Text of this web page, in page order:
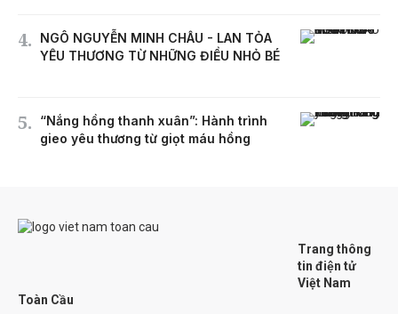
NGÔ NGUYỄN MINH CHÂU - LAN TỎA
YÊU THƯƠNG TỪ NHỮNG ĐIỀU NHỎ BÉ
“Nắng hồng thanh xuân”: Hành trình
gieo yêu thương từ giọt máu hồng
Trang thông
tin điện tử
Việt Nam
Toàn Cầu